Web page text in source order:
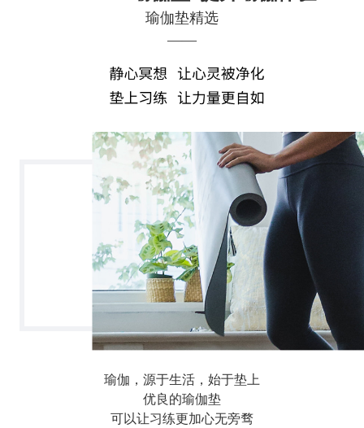
瑜伽垫精选
——
瑜伽，源于生活，始于垫上
优良的瑜伽垫
可以让习练更加心无旁骛